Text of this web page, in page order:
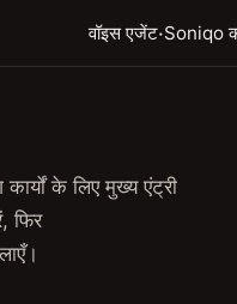
वॉइस एजेंट·Soniqo
कार्यों के लिए मुख्य एंट्री
फिर